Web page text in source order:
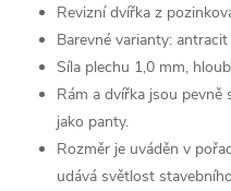
Revizní dvířka z
Barevné varianty:
Síla plechu 1,0 mm,
Rám a dvířka jsou
jako panty.
Rozměr je uváděn v
udává světlost